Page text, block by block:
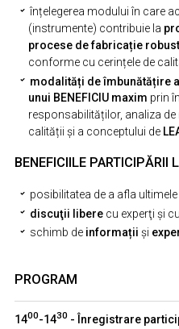
înțelegerea modului în care
(instrumente) contribuie la
procese defabricație
conforme cu cerințele de
modalități de îmbunătățire
unui BENEFICIU maxim prin
responsabilităților, analiza
calității și a conceptului de
BENEFICIILE PARTICIPĂRII
posibilitatea de a afla ultimele
discuţii liberecu experţi şi
schimb de informații și
PROGRAM
1400-1430 - Înregistrare